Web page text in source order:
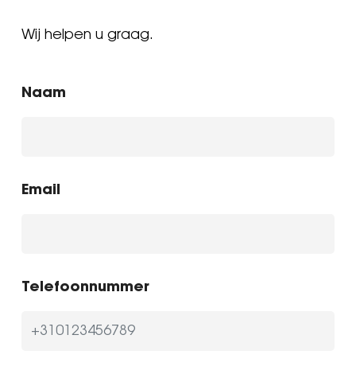
Wij helpen u graag.
Naam
Email
Telefoonnummer